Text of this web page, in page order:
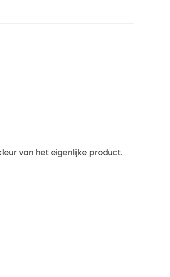
van het eigenlijke product.